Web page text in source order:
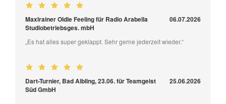
Maxlrainer Oldie Feeling für Radio Arabella
Studiobetriebsges. mbH
06.07.2026
„Es hat alles super geklappt. Sehr gerne jederzeit wieder.“
Dart-Turnier, Bad Aibling, 23.06. für Teamgeist
Süd GmbH
25.06.2026